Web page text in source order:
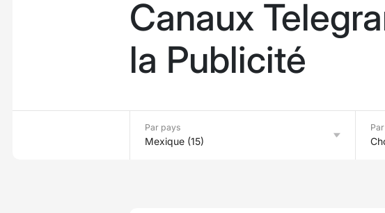
Canaux
la Publicité
Par pays
Mexique (15)